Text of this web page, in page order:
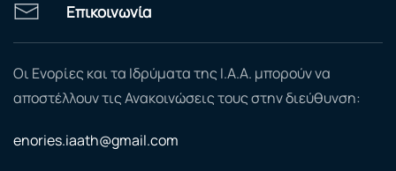
Επικοινωνία
Οι Ενορίες και τα Ιδρύματα της Ι.Α.Α. μπορούν να
αποστέλλουν τις Ανακοινώσεις τους στην διεύθυνση:
enories.iaath@gmail.com